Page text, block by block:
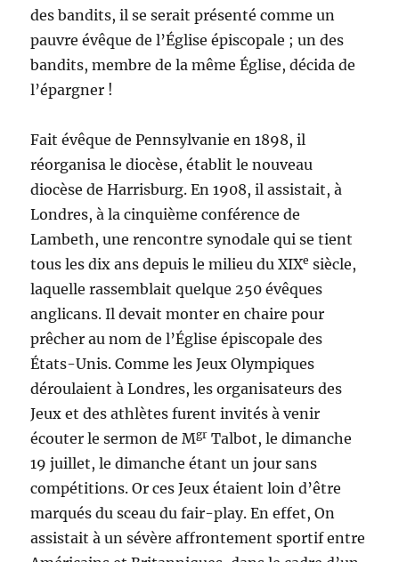
des bandits, il se serait présenté comme un
pauvre évêque de l’Église épiscopale ; un des
bandits, membre de la même Église, décida de
l’épargner !
Fait évêque de Pennsylvanie en 1898, il
réorganisa le diocèse, établit le nouveau
diocèse de Harrisburg. En 1908, il assistait, à
Londres, à la cinquième conférence de
Lambeth, une rencontre synodale qui se tient
tous les dix ans depuis le milieu du XIXe siècle,
laquelle rassemblait quelque 250 évêques
anglicans. Il devait monter en chaire pour
prêcher au nom de l’Église épiscopale des
États-Unis. Comme les Jeux Olympiques
déroulaient à Londres, les organisateurs des
Jeux et des athlètes furent invités à venir
écouter le sermon de Mgr Talbot, le dimanche
19 juillet, le dimanche étant un jour sans
compétitions. Or ces Jeux étaient loin d’être
marqués du sceau du fair-play. En effet, On
assistait à un sévère affrontement sportif entre